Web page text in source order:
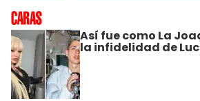
Así fue como La
la infidelidad de